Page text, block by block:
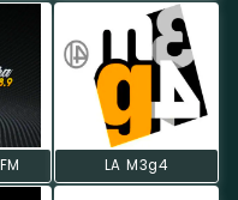
LA M3g4